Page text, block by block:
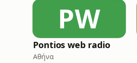
PW
Pontios web radio
Αθήνα